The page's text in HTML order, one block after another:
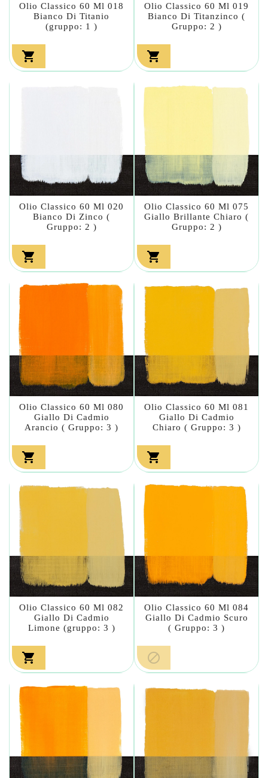
Olio Classico 60 Ml 018
Bianco Di Titanio
(gruppo: 1 )

Olio Classico 60 Ml 019
Bianco Di Titanzinco (
Gruppo: 2 )

Olio Classico 60 Ml 020
Bianco Di Zinco (
Gruppo: 2 )

Olio Classico 60 Ml 075
Giallo Brillante Chiaro (
Gruppo: 2 )

Olio Classico 60 Ml 080
Giallo Di Cadmio
Arancio ( Gruppo: 3 )

Olio Classico 60 Ml 081
Giallo Di Cadmio
Chiaro ( Gruppo: 3 )

Olio Classico 60 Ml 082
Giallo Di Cadmio
Limone (gruppo: 3 )

Olio Classico 60 Ml 084
Giallo Di Cadmio Scuro
( Gruppo: 3 )
